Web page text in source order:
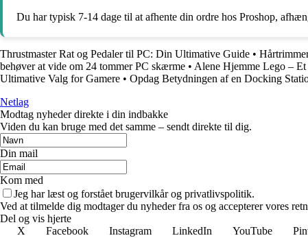
Du har typisk 7-14 dage til at afhente din ordre hos Proshop,
Thrustmaster Rat og Pedaler til PC: Din Ultimative Guide •
behøver at vide om 24 tommer PC skærme • Alene Hjemme Lego –
Ultimative Valg for Gamere • Opdag Betydningen af en Docking
Netlag
Modtag nyheder direkte i din indbakke
Viden du kan bruge med det samme – sendt direkte til dig.
Din mail
Kom med
Jeg har læst og forstået brugervilkår og privatlivspolitik.
Ved at tilmelde dig modtager du nyheder fra os og accepterer vores
Del og vis hjerte
X
Facebook Instagram LinkedIn YouTube